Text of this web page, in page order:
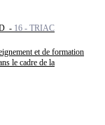
- 16 - TRIAC
et de formation
le cadre de la